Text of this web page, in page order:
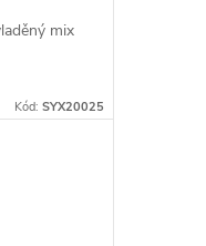
mix
Kód: SYX20025